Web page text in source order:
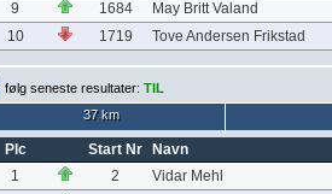
9
1684
May Britt Valand
10
1719 Tove Andersen Frikstad
følg seneste resultater: TIL
37 km
Plc Start Nr
Navn
1
2
Vidar Mehl